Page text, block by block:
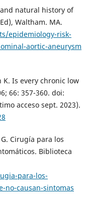
natural history of
Waltham. MA.
epidemiology-risk-
aortic-aneurysm
K. Is every chronic low
66: 357-360. doi:
acceso sept. 2023).
Cirugía para los
Biblioteca
para-los-
no-causan-sintomas